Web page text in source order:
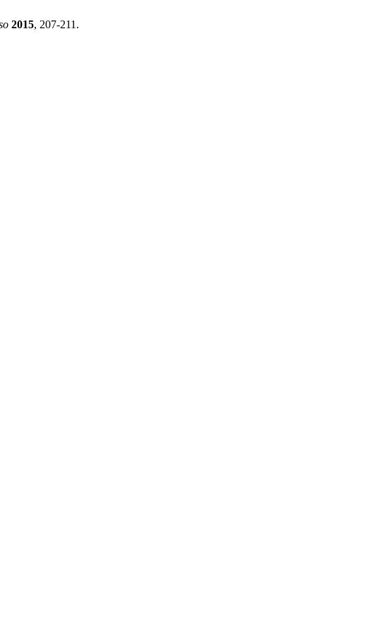
2015, 207-211.